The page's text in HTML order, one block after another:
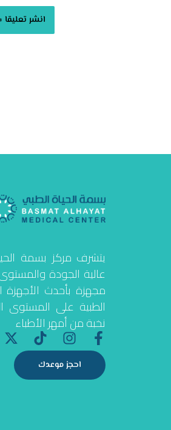
يتشرف مركز بسمة
عالية الجودة
مجهزة بأحدث الأجهزة
الطبية على المستوى
نخبة من أمهر الأطباء
F
a
e
I
n
s
t
T
i
k
t
X
-
احجز موعدك